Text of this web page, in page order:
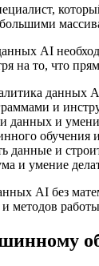
большими
AI
на то, что
данных
и
данных и
обучения
данные и
и умение
AI без
методов